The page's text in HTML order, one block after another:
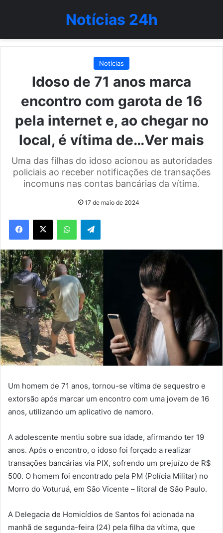
Notícias 24h
Notícias
Idoso de 71 anos marca
encontro com garota de 16
pela internet e, ao chegar no
local, é vítima de…Ver mais
Uma das filhas do idoso acionou as autoridades
policiais ao receber notificações de transações
incomuns nas contas bancárias da vítima.
17 de maio de 2024
WhatsAppTelegram
Um homem de 71 anos, tornou-se vítima de sequestro e
extorsão após marcar um encontro com uma jovem de 16
anos, utilizando um aplicativo de namoro.
A adolescente mentiu sobre sua idade, afirmando ter 19
anos. Após o encontro, o idoso foi forçado a realizar
transações bancárias via PIX, sofrendo um prejuízo de R$
500. O homem foi encontrado pela PM (Polícia Militar) no
Morro do Voturuá, em São Vicente – litoral de São Paulo.
A Delegacia de Homicídios de Santos foi acionada na
manhã de segunda-feira (24) pela filha da vítima, que